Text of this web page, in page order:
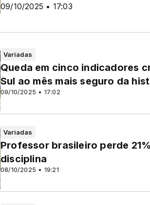
09/10/2025 • 17:03
Variadas
09/10/2025 • 17:02
Queda em cinco indicadores
Sul ao mês mais seguro da
Variadas
08/10/2025 • 19:21
Professor brasileiro perde
disciplina